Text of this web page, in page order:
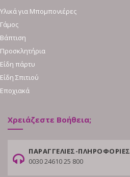
Υλικά για Μπομπονιέρες
Γάμος
Βάπτιση
Προσκλητήρια
Είδη πάρτυ
Είδη Σπιτιού
Εποχιακά
Χρειάζεστε Βοήθεια;
ΠΑΡΑΓΓΕΛΙΕΣ-ΠΛΗΡΟΦΟΡΙΕΣ
0030 24610 25 800